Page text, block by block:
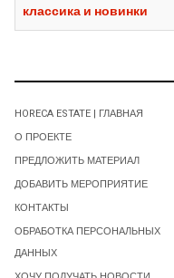
классика и новинки
HORECA ESTATE | ГЛАВНАЯ
О ПРОЕКТЕ
ПРЕДЛОЖИТЬ МАТЕРИАЛ
ДОБАВИТЬ МЕРОПРИЯТИЕ
КОНТАКТЫ
ОБРАБОТКА ПЕРСОНАЛЬНЫХ
ДАННЫХ